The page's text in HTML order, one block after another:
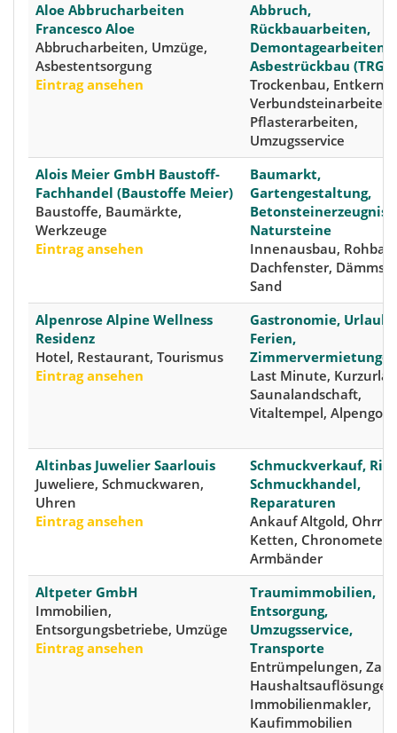
Aloe Abbrucharbeiten
Francesco Aloe
Abbrucharbeiten, Umzüge,
Asbestentsorgung
Eintrag ansehen
Abbruch,
Rückbauarbeiten,
Demontagearbeiten,
Asbestrückbau (TRGS)
Trockenbau,
Verbundsteinarbeiten,
Pflasterarbeiten,
Umzugsservice
Alois Meier GmbH Baustoff-
Fachhandel (Baustoffe Meier)
Baustoffe, Baumärkte,
Werkzeuge
Eintrag ansehen
Baumarkt,
Gartengestaltung,
Natursteine
Innenausbau, Rohbau,
Dachfenster,
Sand
Alpenrose Alpine Wellness
Residenz
Hotel, Restaurant, Tourismus
Eintrag ansehen
Gastronomie, Urlaub,
Ferien,
Last Minute,
Saunalandschaft,
Vitaltempel, Alpengolf
Altinbas Juwelier Saarlouis
Juweliere, Schmuckwaren,
Uhren
Eintrag ansehen
Schmuckverkauf,
Schmuckhandel,
Reparaturen
Ankauf Altgold,
Ketten, Chronometer,
Armbänder
Altpeter GmbH
Immobilien,
Entsorgungsbetriebe, Umzüge
Eintrag ansehen
Traumimmobilien,
Entsorgung,
Umzugsservice,
Transporte
Entrümpelungen,
Immobilienmakler,
Kaufimmobilien